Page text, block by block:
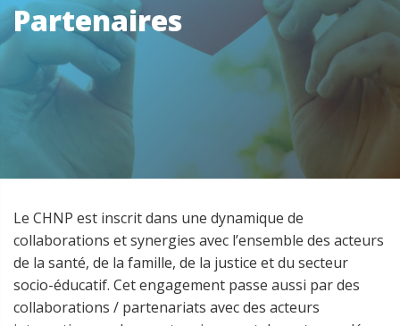
Partenaires
Le CHNP est inscrit dans une dynamique de
collaborations et synergies avec l’ensemble des acteurs
de la santé, de la famille, de la justice et du secteur
socio-éducatif. Cet engagement passe aussi par des
collaborations / partenariats avec des acteurs